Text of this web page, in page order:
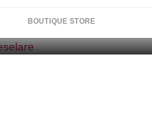
BOUTIQUE STORE